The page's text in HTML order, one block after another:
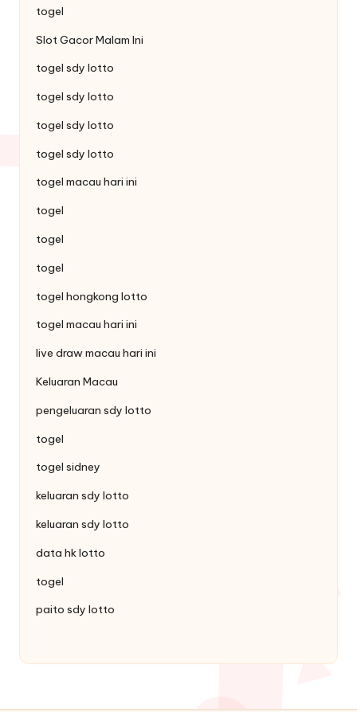
togel
Slot Gacor Malam Ini
togel sdy lotto
togel sdy lotto
togel sdy lotto
togel sdy lotto
togel macau hari ini
togel
togel
togel
togel hongkong lotto
togel macau hari ini
live draw macau hari ini
Keluaran Macau
pengeluaran sdy lotto
togel
togel sidney
keluaran sdy lotto
keluaran sdy lotto
data hk lotto
togel
paito sdy lotto